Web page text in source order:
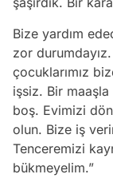
Bize yardım
zor
çocuklarımız
işsiz. Bir
boş. Evimizi
olun. Bize iş
Tenceremizi
bükmeyelim.”